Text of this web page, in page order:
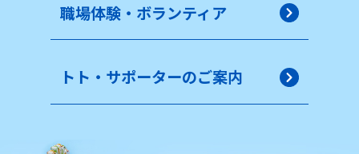
職場体験・ボランティア
トト・サポーターのご案内